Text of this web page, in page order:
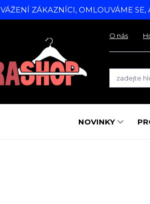
VÁŽENÍ ZÁKAZNÍCI, OMLOUVÁME
O nás
NOVINKY